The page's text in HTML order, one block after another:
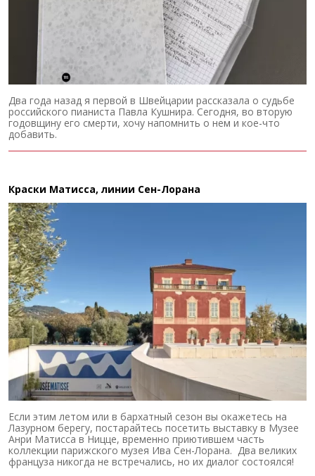
Два года назад я первой в Швейцарии рассказала о судьбе
российского пианиста Павла Кушнира. Сегодня, во вторую
годовщину его смерти, хочу напомнить о нем и кое-что
добавить.
Краски Матисса, линии Сен-Лорана
Если этим летом или в бархатный сезон вы окажетесь на
Лазурном берегу, постарайтесь посетить выставку в Музее
Анри Матисса в Ницце, временно приютившем часть
коллекции парижского музея Ива Сен-Лорана. Два великих
француза никогда не встречались, но их диалог состоялся!